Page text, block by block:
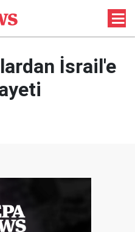
İsrail'e